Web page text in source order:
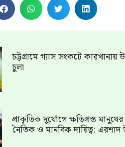
চট্টগ্রামে গ্যাস সংকটে কারখানায়
চুলা
প্রাকৃতিক দুর্যোগে ক্ষতিগ্রস্ত
নৈতিক ও মানবিক দায়িত্ব: এরশাদ